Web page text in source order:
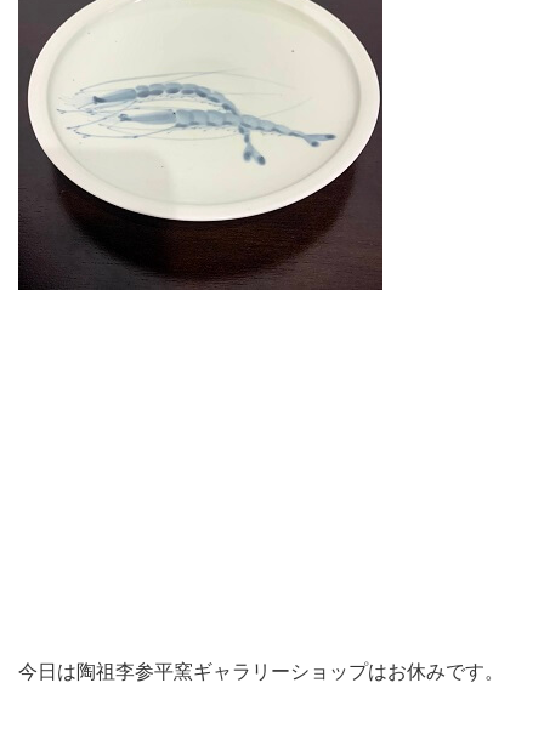
今日は陶祖李参平窯ギャラリーショップはお休みです。